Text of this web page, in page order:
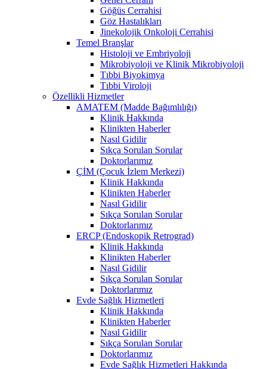
Göğüs Cerrahisi
Göz Hastalıkları
Jinekolojik Onkoloji Cerrahisi
Temel Branşlar
Histoloji ve Embriyoloji
Mikrobiyoloji ve Klinik Mikrobiyoloji
Tıbbi Biyokimya
Tıbbi Viroloji
Özellikli Hizmetler
AMATEM (Madde Bağımlılığı)
Klinik Hakkında
Klinikten Haberler
Nasıl Gidilir
Sıkça Sorulan Sorular
Doktorlarımız
ÇİM (Çocuk İzlem Merkezi)
Klinik Hakkında
Klinikten Haberler
Nasıl Gidilir
Sıkça Sorulan Sorular
Doktorlarımız
ERCP (Endoskopik Retrograd)
Klinik Hakkında
Klinikten Haberler
Nasıl Gidilir
Sıkça Sorulan Sorular
Doktorlarımız
Evde Sağlık Hizmetleri
Klinik Hakkında
Klinikten Haberler
Nasıl Gidilir
Sıkça Sorulan Sorular
Doktorlarımız
Evde Sağlık Hizmetleri Hakkında